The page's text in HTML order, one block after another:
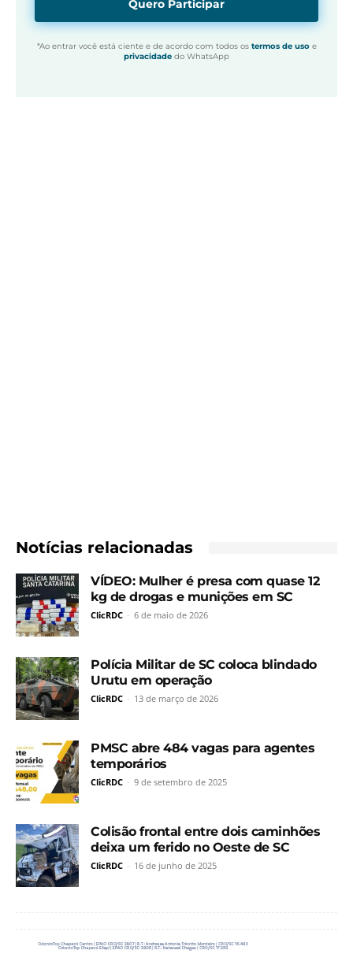
Quero Participar
*Ao entrar você está ciente e de acordo com todos os termos de usoe
privacidade do WhatsApp
Notícias relacionadas
VÍDEO: Mulher é presa com quase 12
kg de drogas e munições em SC
ClicRDC - 6 de maio de 2026
Polícia Militar de SC coloca blindado
Urutu em operação
ClicRDC - 13 de março de 2026
PMSC abre 484 vagas para agentes
temporários
ClicRDC - 9 de setembro de 2025
Colisão frontal entre dois caminhões
deixa um ferido no Oeste de SC
ClicRDC - 16 de junho de 2025